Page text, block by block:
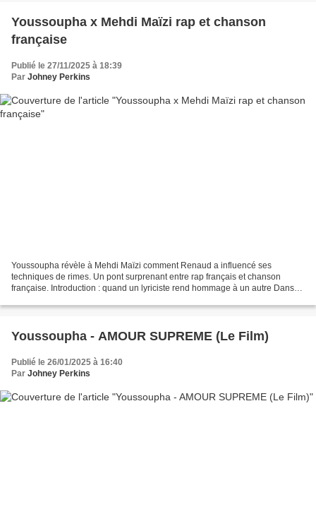
Youssoupha x Mehdi Maïzi rap et chanson
française
Publié le 27/11/2025 à 18:39
Par Johney Perkins
Youssoupha révèle à Mehdi Maïzi comment Renaud a influencé ses
techniques de rimes. Un pont surprenant entre rap français et chanson
française. Introduction : quand un lyriciste rend hommage à un autre Dans
Youssoupha - AMOUR SUPREME (Le Film)
Publié le 26/01/2025 à 16:40
Par Johney Perkins